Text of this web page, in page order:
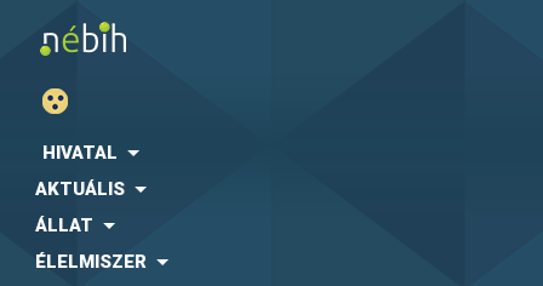
HIVATAL
AKTUÁLIS
ÁLLAT
ÉLELMISZER